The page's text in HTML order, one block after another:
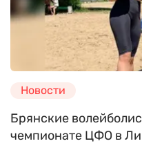
Новости
Брянские
чемпионате ЦФО в